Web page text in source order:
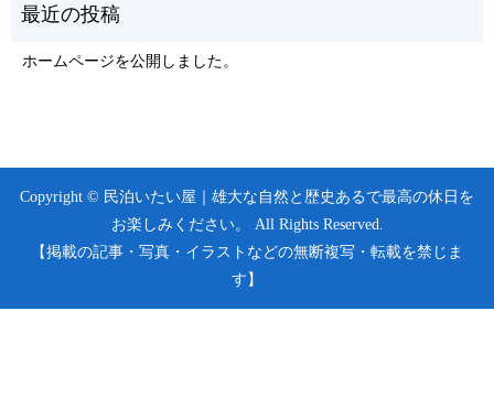
ホームページを公開しました。
Copyright © 民泊いたい屋｜雄大な自然と歴史あるで最高の休日を
お楽しみください。 All Rights Reserved.
【掲載の記事・写真・イラストなどの無断複写・転載を禁じま
す】